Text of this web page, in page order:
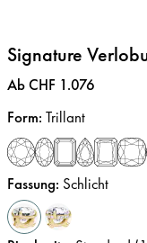
Signature
Preis:
Ab CHF 1.076
Form: Trillant
Fassung: Schlicht